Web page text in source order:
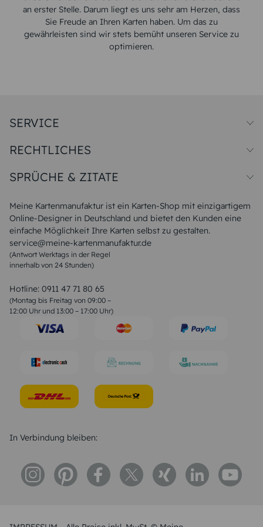
an erster Stelle. Darum liegt es uns sehr am Herzen, dass
Sie Freude an Ihren Karten haben. Um das zu
gewährleisten sind wir stets bemüht unseren Service zu
optimieren.
Meine Kartenmanufaktur ist ein Karten-Shop mit einzigartigem
Online-Designer in Deutschland und bietet den Kunden eine
einfache Möglichkeit Ihre Karten selbst zu gestalten.
service@meine-kartenmanufaktur.de
(Antwort Werktags in der Regel
innerhalb von 24 Stunden)
Hotline: 0911 47 71 80 65
(Montag bis Freitag von 09:00 –
12:00 Uhr und 13:00 – 17:00 Uhr)
SERVICE
Papiersorten
Unsere Produktion
Magazin
FAQ
RECHTLICHES
Widerrufsbelehrung
SPRÜCHE & ZITATE
Liebeskummer Sprüche
Sommer Sprüche
Muttertagssprüche
Sprüche zur Hochzeit
Sprüche zur Konfirmation & Kommunion
Weihnachtsgedichte
Liebessprüche
Geburtstagssprüche
Trauersprüche
Konfirmation Glückwünsche
In Verbindung bleiben: